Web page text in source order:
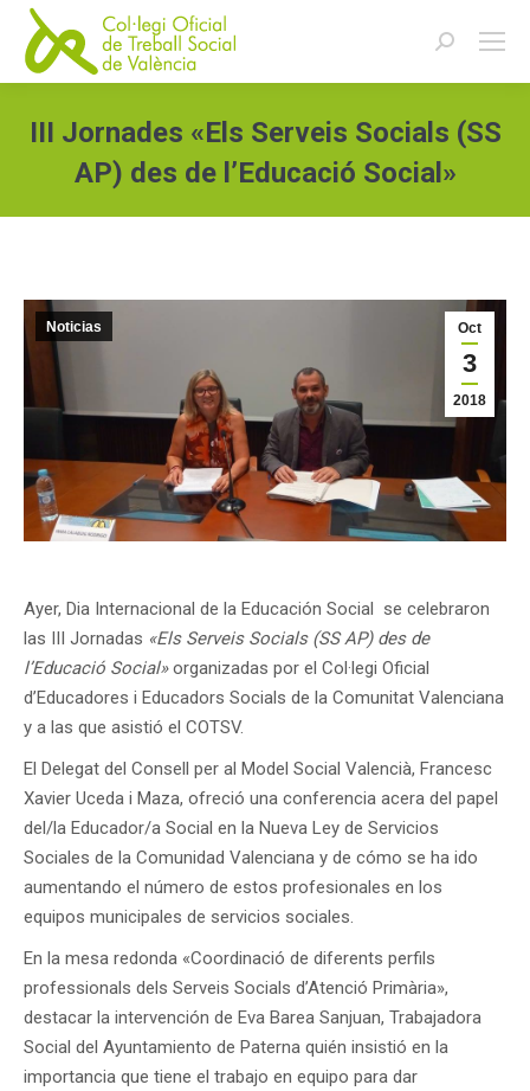
Buscar:
III Jornades «Els Serveis Socials (SS
AP) des de l’Educació Social»
Oct
3
2018
Noticias
Ayer, Dia Internacional de la Educación Social se celebraron
las III Jornadas «Els Serveis Socials (SS AP) des de
l’Educació Social»organizadas por el Col·legi Oficial
d’Educadores i Educadors Socials de la Comunitat Valenciana
y a las que asistió el COTSV.
El Delegat del Consell per al Model Social Valencià, Francesc
Xavier Uceda i Maza, ofreció una conferencia acera del papel
del/la Educador/a Social en la Nueva Ley de Servicios
Sociales de la Comunidad Valenciana y de cómo se ha ido
aumentando el número de estos profesionales en los
equipos municipales de servicios sociales.
En la mesa redonda «Coordinació de diferents perfils
professionals dels Serveis Socials d’Atenció Primària»,
destacar la intervención de Eva Barea Sanjuan, Trabajadora
Social del Ayuntamiento de Paterna quién insistió en la
importancia que tiene el trabajo en equipo para dar